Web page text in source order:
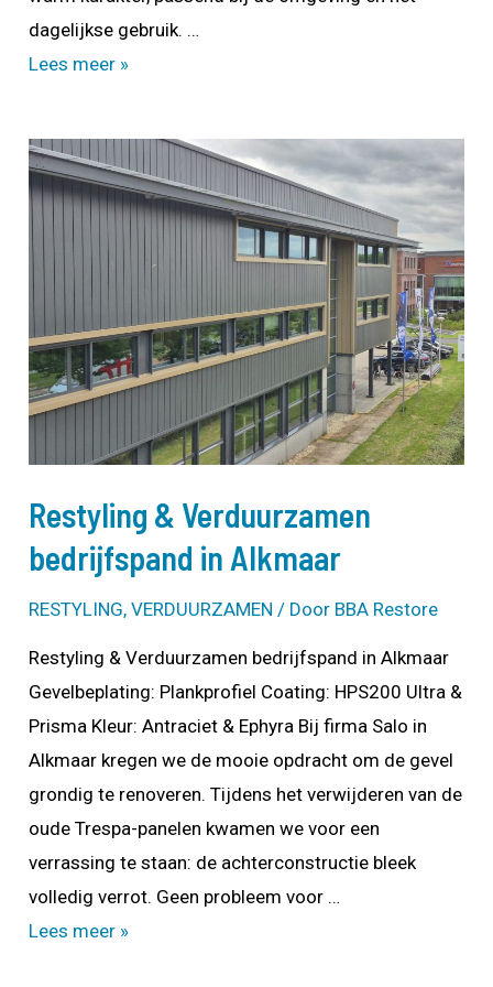
dagelijkse gebruik. …
Restyling
Alkmaar
Lees meer »
Restyling & Verduurzamen
bedrijfspand in Alkmaar
RESTYLING,VERDUURZAMEN / Door BBA Restore
Restyling & Verduurzamen bedrijfspand in Alkmaar
Gevelbeplating: Plankprofiel Coating: HPS200 Ultra &
Prisma Kleur: Antraciet & Ephyra Bij firma Salo in
Alkmaar kregen we de mooie opdracht om de gevel
grondig te renoveren. Tijdens het verwijderen van de
oude Trespa-panelen kwamen we voor een
verrassing te staan: de achterconstructie bleek
volledig verrot. Geen probleem voor …
Restyling
Lees meer »